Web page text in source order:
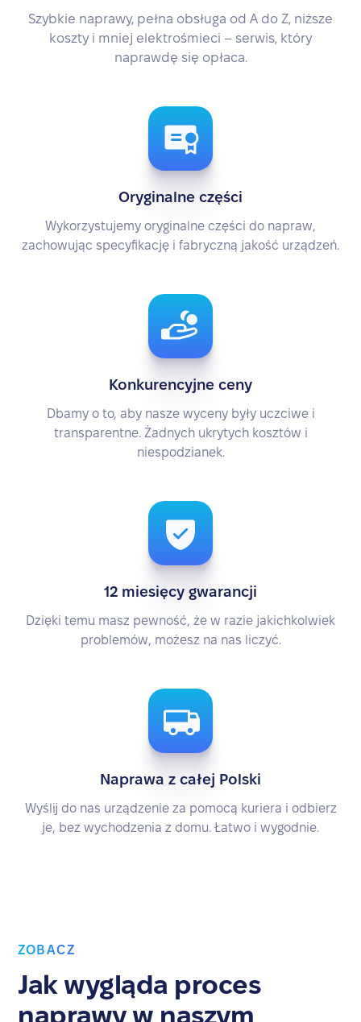
Szybkie naprawy, pełna obsługa od A do Z, niższe
koszty i mniej elektrośmieci – serwis, który
naprawdę się opłaca.
Oryginalne części
Wykorzystujemy oryginalne części do napraw,
zachowując specyfikację i fabryczną jakość urządzeń.
Konkurencyjne ceny
Dbamy o to, aby nasze wyceny były uczciwe i
transparentne. Żadnych ukrytych kosztów i
niespodzianek.
12 miesięcy gwarancji
Dzięki temu masz pewność, że w razie jakichkolwiek
problemów, możesz na nas liczyć.
Naprawa z całej Polski
Wyślij do nas urządzenie za pomocą kuriera i odbierz
je, bez wychodzenia z domu. Łatwo i wygodnie.
ZOBACZ
Jak wygląda proces
naprawy w naszym